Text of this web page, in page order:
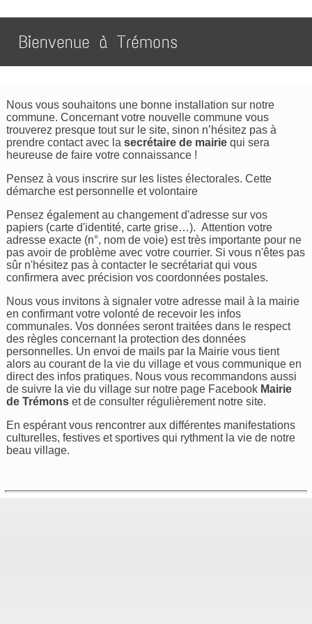
Bienvenue à Trémons
Nous vous souhaitons une bonne installation sur notre
commune. Concernant votre nouvelle commune vous
trouverez presque tout sur le site, sinon n’hésitez pas à
prendre contact avec lasecrétaire de mairiequi sera
heureuse de faire votre connaissance !
Pensez à vous inscrire sur les listes électorales. Cette
démarche est personnelle et volontaire
Pensez également au changement d'adresse sur vos
papiers (carte d'identité, carte grise…). Attention votre
adresse exacte (n°, nom de voie) est très importante pour ne
pas avoir de problème avec votre courrier. Si vous n'êtes pas
sûr n'hésitez pas à contacter le secrétariat qui vous
confirmera avec précision vos coordonnées postales.
Nous vous invitons à signaler votre adresse mail à la mairie
en confirmant votre volonté de recevoir les infos
communales. Vos données seront traitées dans le respect
des règles concernant la protection des données
personnelles. Un envoi de mails par la Mairie vous tient
alors au courant de la vie du village et vous communique en
direct des infos pratiques. Nous vous recommandons aussi
de suivre la vie du village sur notre page Facebook Mairie
de Trémonset de consulter régulièrement notre site.
En espérant vous rencontrer aux différentes manifestations
culturelles, festives et sportives qui rythment la vie de notre
beau village.